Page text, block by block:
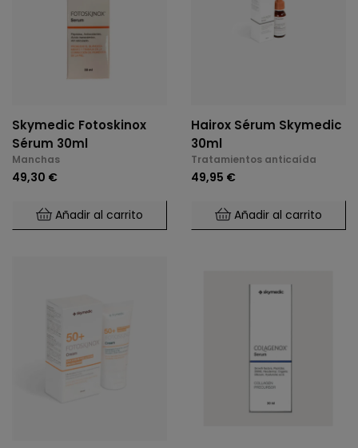
Skymedic Fotoskinox
Sérum 30ml
Manchas
49,30 €
Añadir al carrito
Hairox Sérum Skymedic
30ml
Tratamientos anticaída
49,95 €
Añadir al carrito